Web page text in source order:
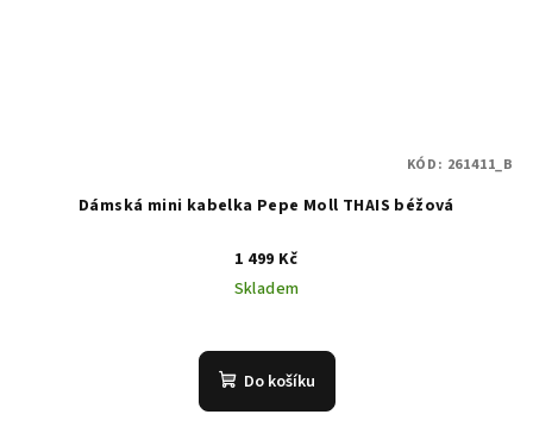
Dámská mini kabelka Pepe Moll THAIS béžová
1 499 Kč
Skladem
Do košíku
KÓD: 261411_B